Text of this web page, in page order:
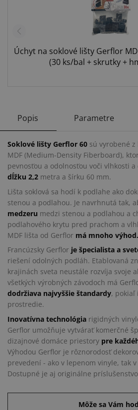
Úchyt na soklové lišty Gerflor
(30 ks/bal + skrutky +
Popis Parametre
Soklové lišty Gerflor 60 sú vyrobené
MDF (Medium-Density Fiberboard),
pevnosťou a odolnosťou voči vlhkosti
dĺžku 2,2 metra a šírku 60 mm.
Lišta soklová sa hodí k podlahe ako
stenou a podlahou. Je navrhnutá tak,
medzeru medzi stenou a podlahou a
podlahového krytu pred prachom a
MDF lišta od Gerflor má mnoho výhod.
Francúzsky Gerflor je špecialista a
riešení odolných podláh. Etablovaná
krajinách sveta neustále rozvíja svoje
všetkých výrobných závodoch má
dodržiava najvyššie štandardy, pokiaľ
prostredie.
Inovatívna technológia rigidných
Gerflor umožňuje vytvárať komerčné
dizajnové domáce priestory pre
Výhodou Gerflor je rôznorodosť
prevedení - ako v lepenom vinyle, tak
Dostupné je aj originálne
Môže sa Vám